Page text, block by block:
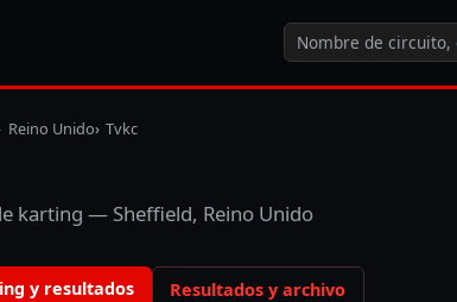
Reino Unido Tvkc
karting — Sheffield, Reino Unido
y resultados Resultados y archivo